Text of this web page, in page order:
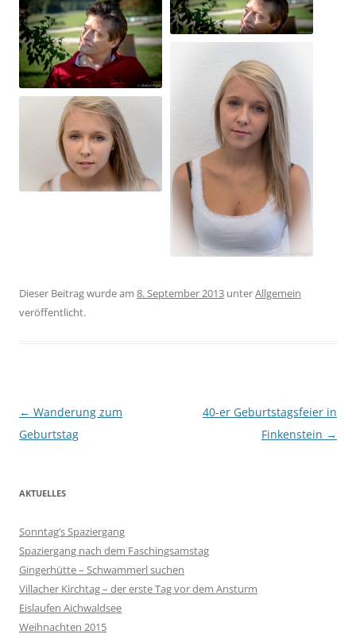
Dieser Beitrag wurde am 8. September 2013 unterAllgemein
veröffentlicht.
Beitragsnavigation
← Wanderung zum
Geburtstag
40-er Geburtstagsfeier in
Finkenstein →
AKTUELLES
Sonntag’s Spaziergang
Spaziergang nach dem Faschingsamstag
Gingerhütte – Schwammerl suchen
Villacher Kirchtag – der erste Tag vor dem Ansturm
Eislaufen Aichwaldsee
Weihnachten 2015